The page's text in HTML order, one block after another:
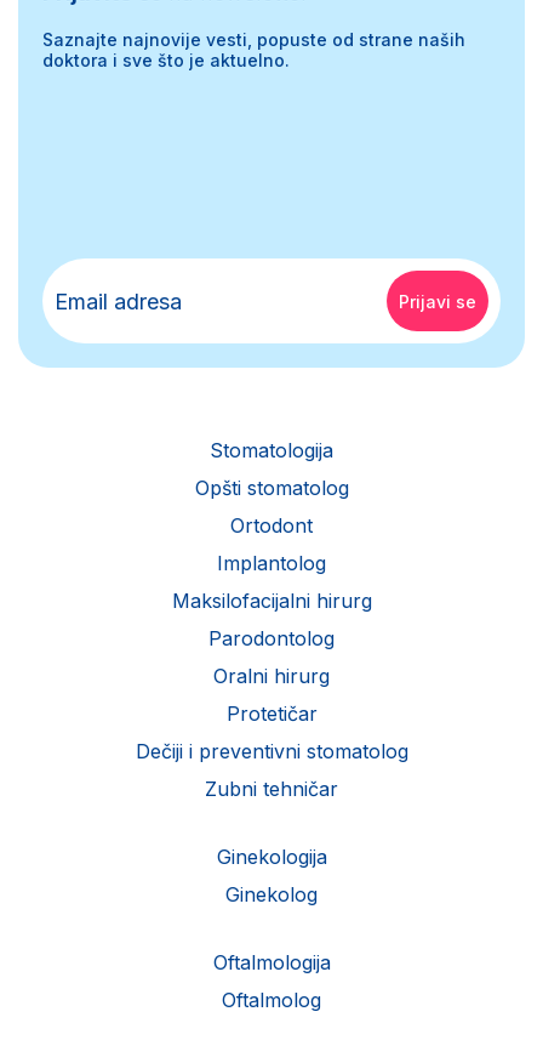
Saznajte najnovije vesti, popuste od strane naših
doktora i sve što je aktuelno.
Stomatologija
Opšti stomatolog
Ortodont
Implantolog
Maksilofacijalni hirurg
Parodontolog
Oralni hirurg
Protetičar
Dečiji i preventivni stomatolog
Zubni tehničar
Ginekologija
Ginekolog
Oftalmologija
Oftalmolog